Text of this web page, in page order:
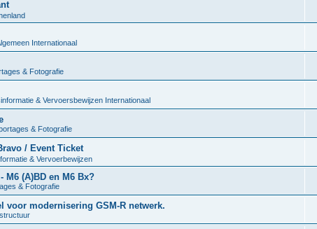
Internationaal
& Fotografie
& Vervoersbewijzen Internationaal
& Fotografie
/ Event Ticket
& Vervoerbewijzen
M6 (A)BD en M6 Bx?
& Fotografie
voor modernisering GSM-R netwerk.